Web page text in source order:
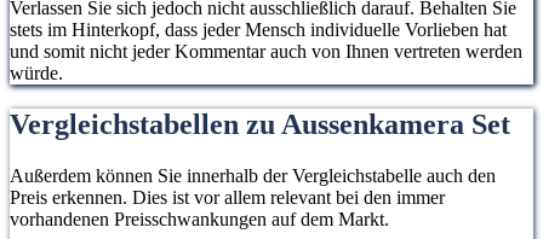
Verlassen Sie sich jedoch nicht ausschließlich darauf. Behalten Sie
stets im Hinterkopf, dass jeder Mensch individuelle Vorlieben hat
und somit nicht jeder Kommentar auch von Ihnen vertreten werden
würde.
Vergleichstabellen zu Aussenkamera Set
Außerdem können Sie innerhalb der Vergleichstabelle auch den
Preis erkennen. Dies ist vor allem relevant bei den immer
vorhandenen Preisschwankungen auf dem Markt.